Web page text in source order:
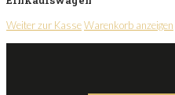
Weiter zur KasseWarenkorb anzeigen